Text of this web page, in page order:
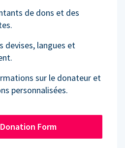
de dons et des
devises, langues et
sur le donateur et
personnalisées.
Form